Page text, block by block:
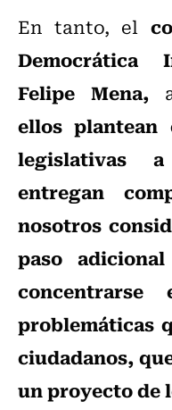
En tanto, el
Democrática
Felipe Mena,
ellos plantean
legislativas
entregan
nosotros
paso
problemáticas
ciudadanos,
un proyecto de